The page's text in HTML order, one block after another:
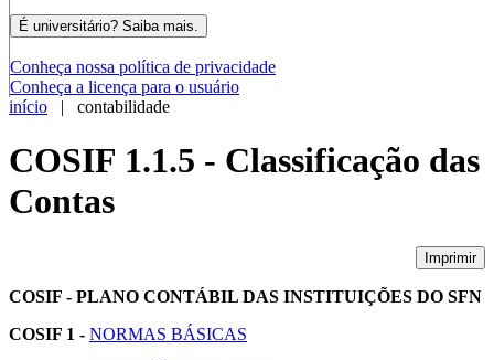
Conheça nossa política de privacidade
Conheça a licença para o usuário
início | contabilidade
COSIF 1.1.5 - Classificação das
Contas
Imprimir
COSIF - PLANO CONTÁBIL DAS INSTITUIÇÕES DO SFN
COSIF 1 - NORMAS BÁSICAS